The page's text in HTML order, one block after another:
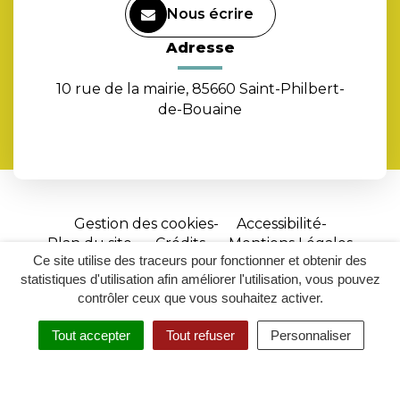
Ce site utilise des traceurs pour fonctionner et obtenir des
statistiques d'utilisation afin améliorer l'utilisation, vous pouvez
contrôler ceux que vous souhaitez activer.
Tout accepter Tout refuser Personnaliser
RECHERCHER
ACCESSIBILITÉ
Nous écrire
Adresse
10 rue de la mairie, 85660 Saint-Philbert-
de-Bouaine
Gestion des cookies
Accessibilité
Plan du site
Crédits
Mentions Légales
Site
réalisé
par
Inovagora